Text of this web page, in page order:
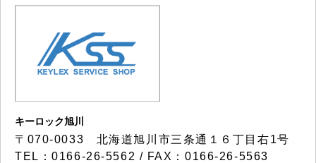
キーロック旭川
〒070-0033 北海道旭川市三条通１６丁目右1号
TEL：0166-26-5562 / FAX：0166-26-5563